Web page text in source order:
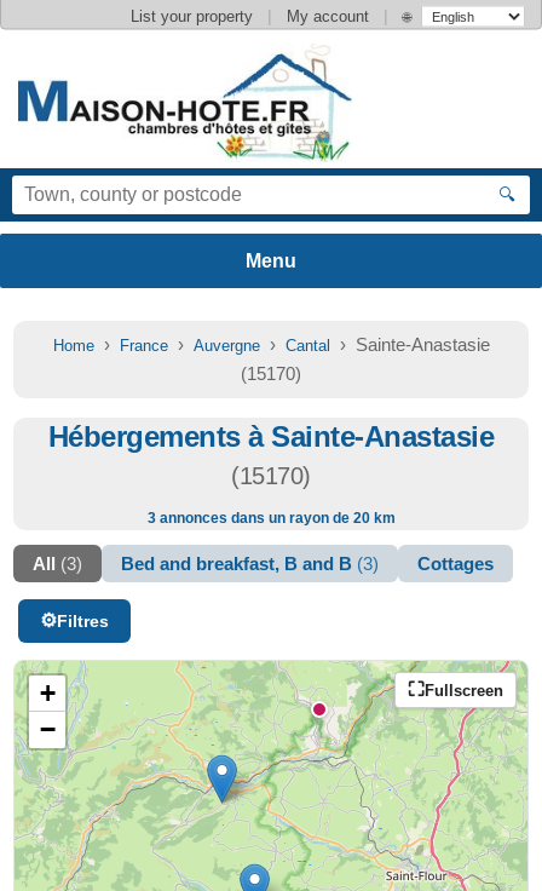
List your property | My account | 🌐
🔍
Home› France› Auvergne› Cantal
› Sainte-Anastasie
(15170)
Hébergements à Sainte-Anastasie
(15170)
3 annonces dans un rayon de 20 km
All (3) Bed and breakfast, B and B (3) Cottages
Filtres
Fullscreen
+
−